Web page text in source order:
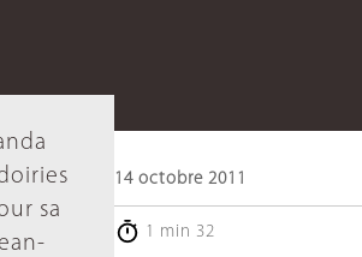
sa
14 octobre 2011
1 min 32